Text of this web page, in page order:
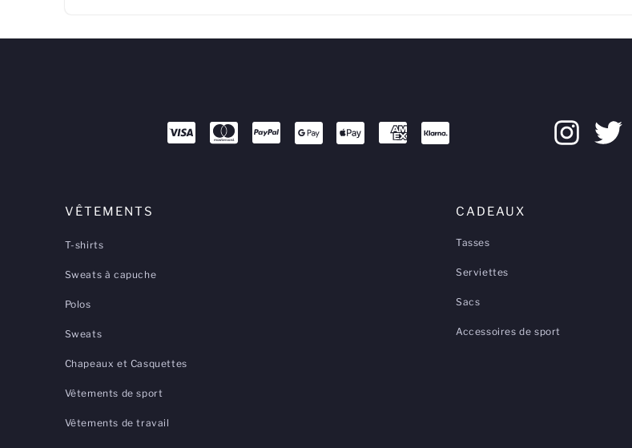
VÊTEMENTS
T-shirts
Sweats à capuche
Polos
Sweats
Chapeaux et Casquettes
Vêtements de sport
Vêtements de travail
CADEAUX
Tasses
Serviettes
Sacs
Accessoires de sport